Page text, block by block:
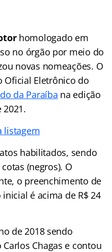
homologado em
no órgão por meio do
novas nomeações. O
Oficial Eletrônico do
da Paraíba na edição
listagem
habilitados, sendo
(negros). O
o preenchimento de
é acima de R$ 24
de 2018 sendo
Chagas e contou